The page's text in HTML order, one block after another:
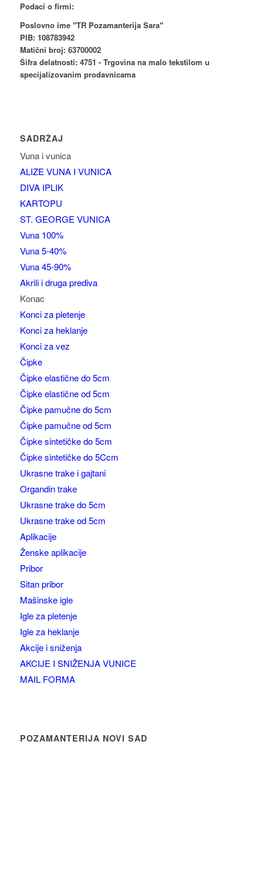
Podaci o firmi:
Poslovno ime "TR Pozamanterija Sara"
PIB: 108783942
Matični broj: 63700002
Šifra delatnosti: 4751 - Trgovina na malo tekstilom u
specijalizovanim prodavnicama
SADRŽAJ
Vuna i vunica
ALIZE VUNA I VUNICA
DIVA IPLIK
KARTOPU
ST. GEORGE VUNICA
Vuna 100%
Vuna 5-40%
Vuna 45-90%
Akrili i druga prediva
Konac
Konci za pletenje
Konci za heklanje
Konci za vez
Čipke
Čipke elastične do 5cm
Čipke elastične od 5cm
Čipke pamučne do 5cm
Čipke pamučne od 5cm
Čipke sintetičke do 5cm
Čipke sintetičke do 5Ccm
Ukrasne trake i gajtani
Organdin trake
Ukrasne trake do 5cm
Ukrasne trake od 5cm
Aplikacije
Ženske aplikacije
Pribor
Sitan pribor
Mašinske igle
Igle za pletenje
Igle za heklanje
Akcije i sniženja
AKCIJE I SNIŽENJA VUNICE
MAIL FORMA
POZAMANTERIJA NOVI SAD